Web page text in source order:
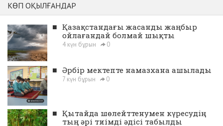
КӨП ОҚЫЛҒАНДАР
■ Қазақстандағы жасанды жаңбыр
ойлағандай болмай шықты
4 күн бұрын 0
■ Әрбір мектепте намазхана ашылады
7 күн бұрын 0
■ Қытайда шөлейттенумен күресудің
тың әрі тиімді әдісі табылды